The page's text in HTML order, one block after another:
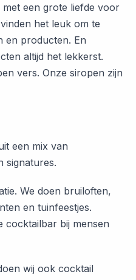
een grote liefde voor
het leuk om te
en producten. En
altijd het lekkerst.
vers. Onze siropen zijn
een mix van
signatures.
We doen bruiloften,
en tuinfeestjes.
cocktailbar bij mensen
wij ook cocktail